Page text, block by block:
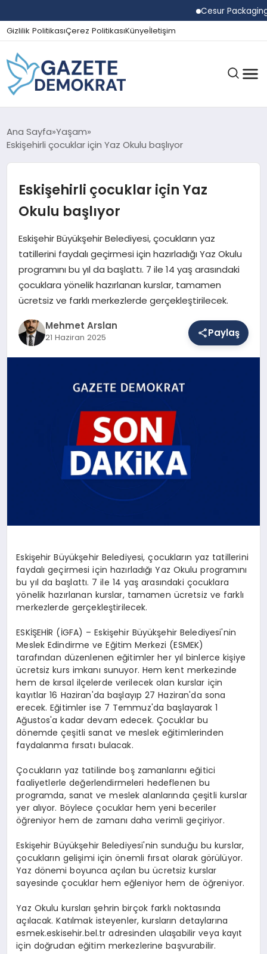
Cesur Packaging,
Gizlilik PolitikasıÇerez PolitikasıKünyeİletişim
GÜNDEM
SPOR
SAĞLIK
Ana Sayfa Yaşam
Eskişehirli çocuklar için Yaz Okulu başlıyor
Eskişehirli çocuklar için Yaz
Okulu başlıyor
Eskişehir Büyükşehir Belediyesi, çocukların yaz
tatillerini faydalı geçirmesi için hazırladığı Yaz Okulu
programını bu yıl da başlattı. 7 ile 14 yaş arasındaki
çocuklara yönelik hazırlanan kurslar, tamamen
ücretsiz ve farklı merkezlerde gerçekleştirilecek.
Mehmet Arslan
21 Haziran 2025 Paylaş
Eskişehir Büyükşehir Belediyesi, çocukların yaz tatillerini
faydalı geçirmesi için hazırladığı Yaz Okulu programını
bu yıl da başlattı. 7 ile 14 yaş arasındaki çocuklara
yönelik hazırlanan kurslar, tamamen ücretsiz ve farklı
merkezlerde gerçekleştirilecek.
ESKİŞEHİR (İGFA) – Eskişehir Büyükşehir Belediyesi'nin
Meslek Edindirme ve Eğitim Merkezi (ESMEK)
tarafından düzenlenen eğitimler her yıl binlerce kişiye
ücretsiz kurs imkanı sunuyor. Hem kent merkezinde
hem de kırsal ilçelerde verilecek olan kurslar için
kayıtlar 16 Haziran'da başlayıp 27 Haziran'da sona
erecek. Eğitimler ise 7 Temmuz'da başlayarak 1
Ağustos'a kadar devam edecek. Çocuklar bu
dönemde çeşitli sanat ve meslek eğitimlerinden
faydalanma fırsatı bulacak.
Çocukların yaz tatilinde boş zamanlarını eğitici
faaliyetlerle değerlendirmeleri hedeflenen bu
programda, sanat ve meslek alanlarında çeşitli kurslar
yer alıyor. Böylece çocuklar hem yeni beceriler
öğreniyor hem de zamanı daha verimli geçiriyor.
Eskişehir Büyükşehir Belediyesi'nin sunduğu bu kurslar,
çocukların gelişimi için önemli fırsat olarak görülüyor.
Yaz dönemi boyunca açılan bu ücretsiz kurslar
sayesinde çocuklar hem eğleniyor hem de öğreniyor.
Yaz Okulu kursları şehrin birçok farklı noktasında
açılacak. Katılmak isteyenler, kursların detaylarına
esmek.eskisehir.bel.tr adresinden ulaşabilir veya kayıt
için doğrudan eğitim merkezlerine başvurabilir.